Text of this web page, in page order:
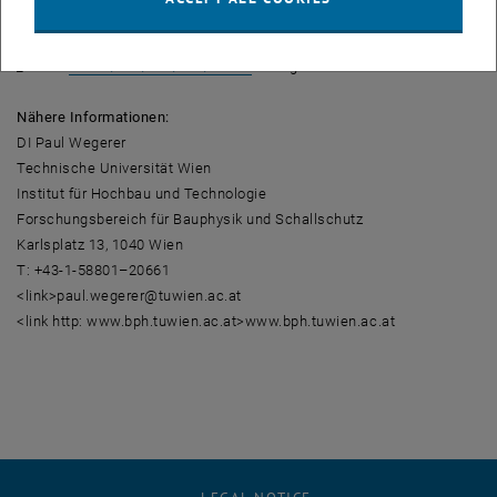
Nähere Informationen:
DI Paul Wegerer
Technische Universität Wien
Institut für Hochbau und Technologie
Forschungsbereich für Bauphysik und Schallschutz
Karlsplatz 13, 1040 Wien
T: +43-1-58801–20661
<link>paul.wegerer@tuwien.ac.at
<link http: www.bph.tuwien.ac.at>www.bph.tuwien.ac.at